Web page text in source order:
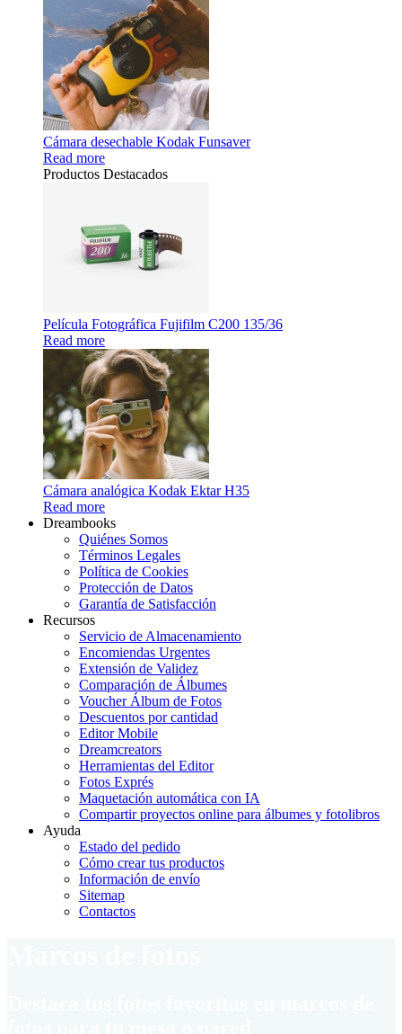
Cámara desechable Kodak Funsaver
Read more
Productos Destacados
Película Fotográfica Fujifilm C200 135/36
Read more
Cámara analógica Kodak Ektar H35
Read more
Dreambooks
Quiénes Somos
Términos Legales
Política de Cookies
Protección de Datos
Garantía de Satisfacción
Recursos
Servicio de Almacenamiento
Encomiendas Urgentes
Extensión de Validez
Comparación de Álbumes
Voucher Álbum de Fotos
Descuentos por cantidad
Editor Mobile
Dreamcreators
Herramientas del Editor
Fotos Exprés
Maquetación automática con IA
Compartir proyectos online para álbumes y fotolibros
Ayuda
Estado del pedido
Cómo crear tus productos
Información de envío
Sitemap
Contactos